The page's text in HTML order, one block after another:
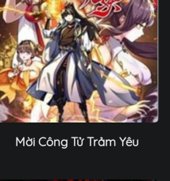
Mời Công Tử Trảm Yêu